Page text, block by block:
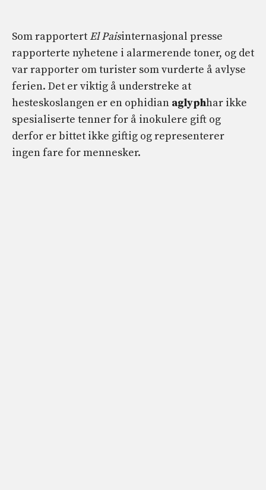
Som rapportert El Paisinternasjonal presse
rapporterte nyhetene i alarmerende toner, og det
var rapporter om turister som vurderte å avlyse
ferien. Det er viktig å understreke at
hesteskoslangen er en ophidian aglyphhar ikke
spesialiserte tenner for å inokulere gift og
derfor er bittet ikke giftig og representerer
ingen fare for mennesker.